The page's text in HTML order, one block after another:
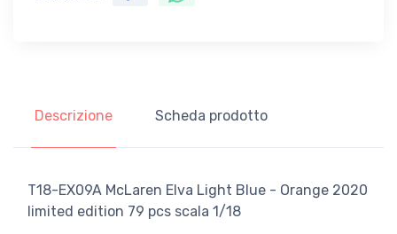
Descrizione Scheda prodotto
T18-EX09A McLaren Elva Light Blue - Orange 2020
limited edition 79 pcs scala 1/18